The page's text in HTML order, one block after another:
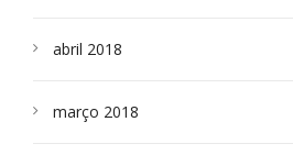
abril 2018
março 2018